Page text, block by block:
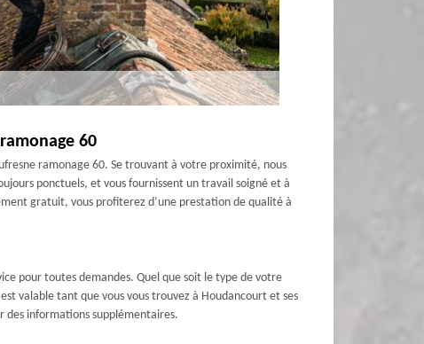
60
ramonage 60. Se trouvant à votre proximité, nous
ponctuels, et vous fournissent un travail soigné et à
gratuit, vous profiterez d’une prestation de qualité à
pour toutes demandes. Quel que soit le type de votre
valable tant que vous vous trouvez à Houdancourt et ses
des informations supplémentaires.